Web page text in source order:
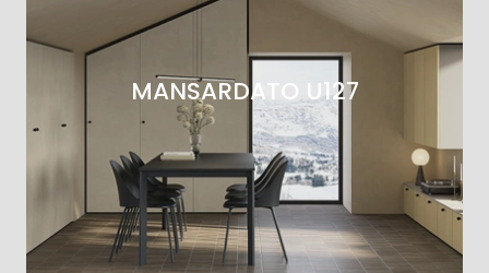
MANSARDATO U127